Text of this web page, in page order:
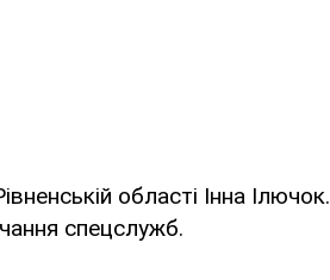
області Інна Ілючок.
спецслужб.